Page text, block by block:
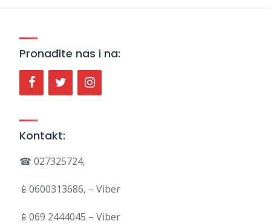
Pronađite nas i na:
Kontakt:
☎ 027325724,
📱0600313686, – Viber
📱069 2444045 – Viber